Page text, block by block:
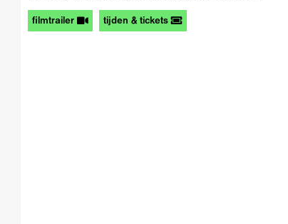
filmtrailer tijden & tickets